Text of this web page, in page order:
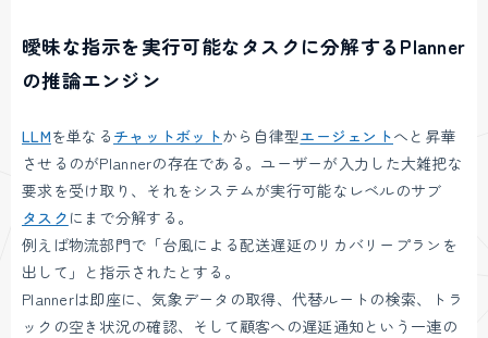
曖昧な指示を実行可能なタスクに分解するPlanner
の推論エンジン
LLMを単なる チャットボットから自律型エージェントへと昇華
させるのがPlannerの存在である。ユーザーが入力した大雑把な
要求を受け取り、それをシステムが実行可能なレベルのサブ
タスク にまで分解する。
例えば物流部門で「台風による配送遅延のリカバリープランを
出して」と指示されたとする。
Plannerは即座に、気象データの取得、代替ルートの検索、トラ
ックの空き状況の確認、そして顧客への遅延通知という一連の